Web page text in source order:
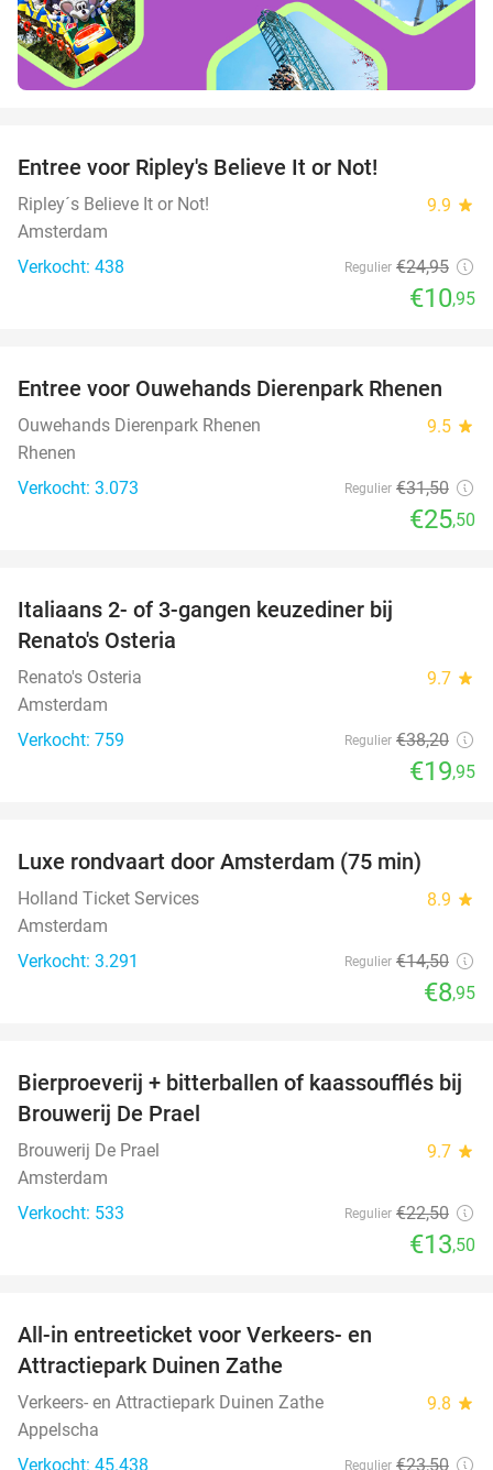
Entree voor Ripley's Believe It or Not!
Ripley´s Believe It or Not! 9.9 star
Amsterdam
Verkocht: 438
Regulier €24,95
€10,95
19%
Entree voor Ouwehands Dierenpark Rhenen
Ouwehands Dierenpark Rhenen 9.5 star
Rhenen
Verkocht: 3.073
Regulier €31,50
€25,50
Italiaans 2- of 3-gangen keuzediner bij
Renato's Osteria
Renato's Osteria 9.7 star
Amsterdam
Verkocht: 759
Regulier €38,20
€19,95
Luxe rondvaart door Amsterdam (75 min)
Holland Ticket Services 8.9 star
Amsterdam
Verkocht: 3.291
Regulier €14,50
€8,95
40%
Bierproeverij + bitterballen of kaassoufflés bij
Brouwerij De Prael
Brouwerij De Prael 9.7 star
Amsterdam
Verkocht: 533
Regulier €22,50
€13,50
All-in entreeticket voor Verkeers- en
Attractiepark Duinen Zathe
Verkeers- en Attractiepark Duinen Zathe 9.8 star
Appelscha
Verkocht: 45.438
Regulier €23,50